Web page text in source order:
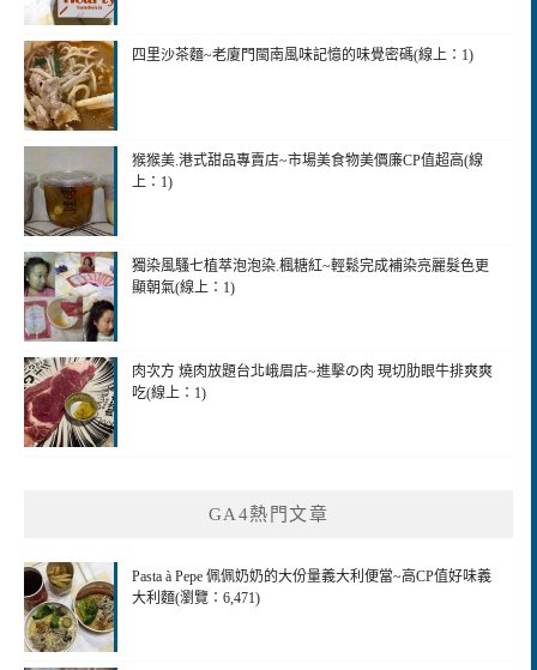
四里沙茶麵~老廈門閩南風味記憶的味覺密碼(線上：1)
猴猴美.港式甜品專賣店~市場美食物美價廉CP值超高(線
上：1)
獨染風騷七植萃泡泡染.楓糖紅~輕鬆完成補染亮麗髮色更
顯朝氣(線上：1)
肉次方 燒肉放題台北峨眉店~進擊の肉 現切肋眼牛排爽爽
吃(線上：1)
GA4熱門文章
Pasta à Pepe 佩佩奶奶的大份量義大利便當~高CP值好味義
大利麵(瀏覽：6,471)